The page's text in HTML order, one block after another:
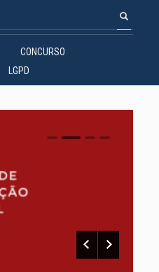
CONCURSO
LGPD
0 1 2